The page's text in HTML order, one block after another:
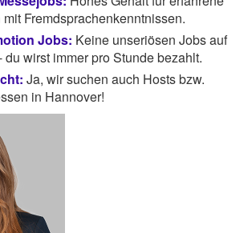
Fremdsprachenkenntnissen.
Jobs: Keine unseriösen Jobs auf
wirst immer pro Stunde bezahlt.
Ja, wir suchen auch Hosts bzw.
in Hannover!